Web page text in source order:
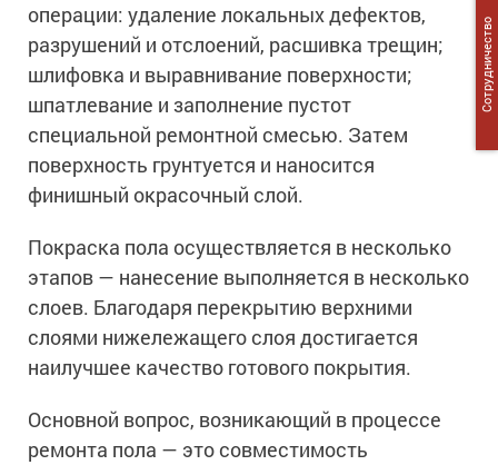
операции: удаление локальных дефектов,
разрушений и отслоений, расшивка трещин;
шлифовка и выравнивание поверхности;
шпатлевание и заполнение пустот
специальной ремонтной смесью. Затем
поверхность грунтуется и наносится
финишный окрасочный слой.
Покраска пола осуществляется в несколько
этапов — нанесение выполняется в несколько
слоев. Благодаря перекрытию верхними
слоями нижележащего слоя достигается
наилучшее качество готового покрытия.
Основной вопрос, возникающий в процессе
ремонта пола — это совместимость
Сотрудничество